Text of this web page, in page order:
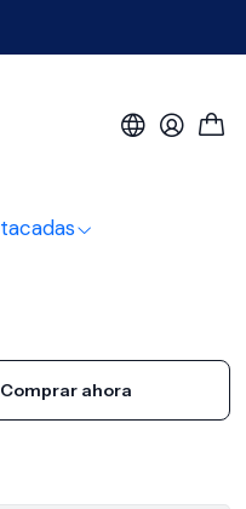
Comprar ahora